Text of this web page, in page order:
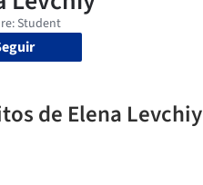
de Elena Levchiy